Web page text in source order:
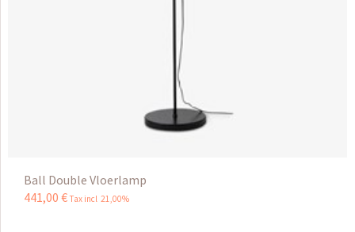
Ball Double Vloerlamp
441,00 € Tax incl 21,00%